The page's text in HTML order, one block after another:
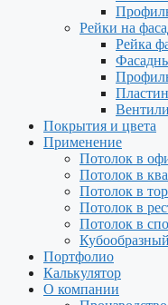
Рейки на
Рейка
Покрытия и цвета
Применение
Потолок в
Потолок в
Потолок в
Потолок в
Потолок в
Портфолио
Калькулятор
О компании